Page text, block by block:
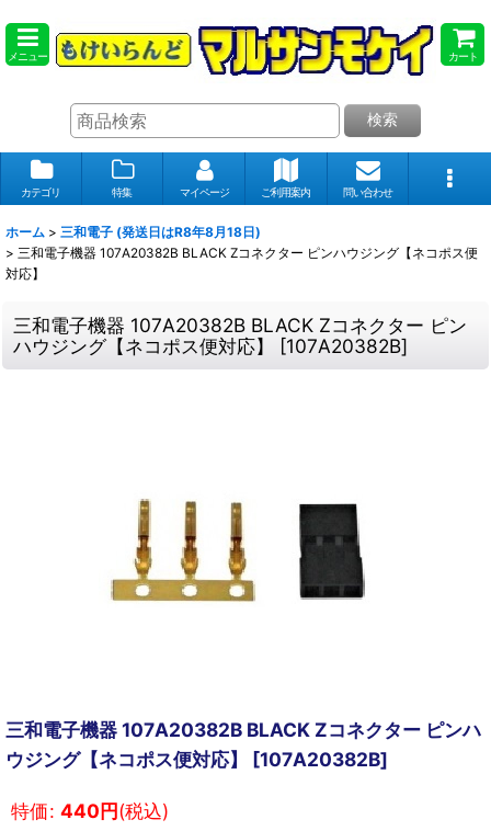
メニュー カート
検索
カテゴリ 特集 マイページ ご利用案内 問い合わせ
ホーム > 三和電子 (発送日はR8年8月18日)
> 三和電子機器 107A20382B BLACK Zコネクター ピンハウジング【ネコポス便
対応】
三和電子機器 107A20382B BLACK Zコネクター ピン
ハウジング【ネコポス便対応】 [107A20382B]
三和電子機器 107A20382B BLACK Zコネクター ピンハ
ウジング【ネコポス便対応】 [107A20382B]
特価: 440円(税込)